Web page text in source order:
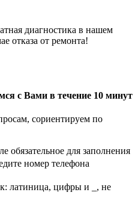
диагностика в нашем
отказа от ремонта!
с Вами в течение 10 минут
сориентируем по
обязательное для заполнения
номер телефона
латиница, цифры и _, не